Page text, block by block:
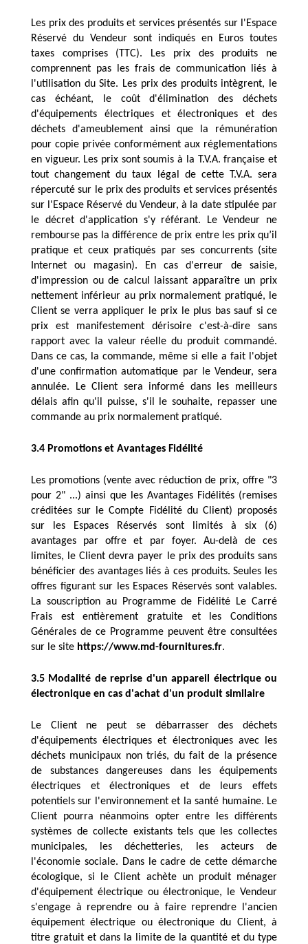
Les prix des produits et services présentés sur l'Espace
Réservé du Vendeur sont indiqués en Euros toutes
taxes comprises (TTC). Les prix des produits ne
comprennent pas les frais de communication liés à
l'utilisation du Site. Les prix des produits intègrent, le
cas échéant, le coût d'élimination des déchets
d'équipements électriques et électroniques et des
déchets d'ameublement ainsi que la rémunération
pour copie privée conformément aux réglementations
en vigueur. Les prix sont soumis à la T.V.A. française et
tout changement du taux légal de cette T.V.A. sera
répercuté sur le prix des produits et services présentés
sur l'Espace Réservé du Vendeur, à la date stipulée par
le décret d'application s'y référant. Le Vendeur ne
rembourse pas la différence de prix entre les prix qu’il
pratique et ceux pratiqués par ses concurrents (site
Internet ou magasin). En cas d'erreur de saisie,
d'impression ou de calcul laissant apparaître un prix
nettement inférieur au prix normalement pratiqué, le
Client se verra appliquer le prix le plus bas sauf si ce
prix est manifestement dérisoire c'est-à-dire sans
rapport avec la valeur réelle du produit commandé.
Dans ce cas, la commande, même si elle a fait l'objet
d'une confirmation automatique par le Vendeur, sera
annulée. Le Client sera informé dans les meilleurs
délais afin qu'il puisse, s'il le souhaite, repasser une
commande au prix normalement pratiqué.
3.4 Promotions et Avantages Fidélité
Les promotions (vente avec réduction de prix, offre "3
pour 2" ...) ainsi que les Avantages Fidélités (remises
créditées sur le Compte Fidélité du Client) proposés
sur les Espaces Réservés sont limités à six (6)
avantages par offre et par foyer. Au-delà de ces
limites, le Client devra payer le prix des produits sans
bénéficier des avantages liés à ces produits. Seules les
offres figurant sur les Espaces Réservés sont valables.
La souscription au Programme de Fidélité Le Carré
Frais est entièrement gratuite et les Conditions
Générales de ce Programme peuvent être consultées
sur le site https://www.md-fournitures.fr.
3.5 Modalité de reprise d'un appareil électrique ou
électronique en cas d'achat d'un produit similaire
Le Client ne peut se débarrasser des déchets
d'équipements électriques et électroniques avec les
déchets municipaux non triés, du fait de la présence
de substances dangereuses dans les équipements
électriques et électroniques et de leurs effets
potentiels sur l'environnement et la santé humaine. Le
Client pourra néanmoins opter entre les différents
systèmes de collecte existants tels que les collectes
municipales, les déchetteries, les acteurs de
l'économie sociale. Dans le cadre de cette démarche
écologique, si le Client achète un produit ménager
d'équipement électrique ou électronique, le Vendeur
s'engage à reprendre ou à faire reprendre l'ancien
équipement électrique ou électronique du Client, à
titre gratuit et dans la limite de la quantité et du type